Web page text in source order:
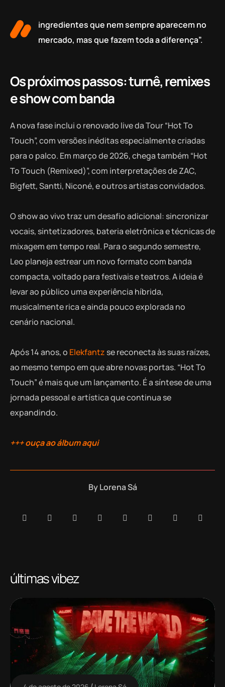
ingredientes que nem sempre aparecem no
mercado, mas que fazem toda a diferença”.
Os próximos passos: turnê, remixes
e show com banda
A nova fase inclui o renovado live da Tour “Hot To
Touch”, com versões inéditas especialmente criadas
para o palco. Em março de 2026, chega também “Hot
To Touch (Remixed)”, com interpretações de ZAC,
Bigfett, Santti, Niconé, e outros artistas convidados.
O show ao vivo traz um desafio adicional: sincronizar
vocais, sintetizadores, bateria eletrônica e técnicas de
mixagem em tempo real. Para o segundo semestre,
Leo planeja estrear um novo formato com banda
compacta, voltado para festivais e teatros. A ideia é
levar ao público uma experiência híbrida,
musicalmente rica e ainda pouco explorada no
cenário nacional.
Após 14 anos, o Elekfantz se reconecta às suas raízes,
ao mesmo tempo em que abre novas portas. “Hot To
Touch” é mais que um lançamento. É a síntese de uma
jornada pessoal e artística que continua se
expandindo.
+++ ouça ao álbum aqui
ByLorena Sá
últimas vibez